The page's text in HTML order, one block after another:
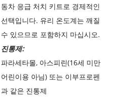
동차 응급 처치 키트로 경제적인
선택입니다. 유리 온도계는 깨질
수 있으므로 포함하지 마십시오.
진통제:
파라세타몰, 아스피린(16세 미만
어린이용 아님) 또는 이부프로펜
과 같은 진통제